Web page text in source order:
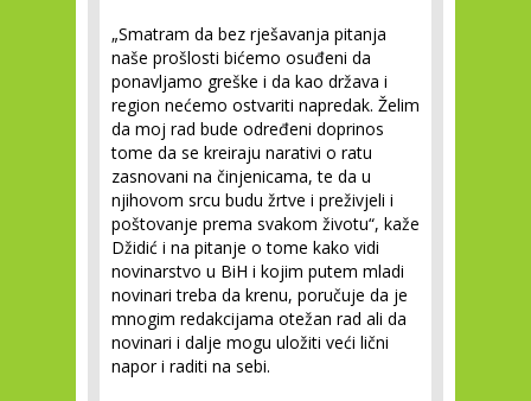
„Smatram da bez rješavanja pitanja
naše prošlosti bićemo osuđeni da
ponavljamo greške i da kao država i
region nećemo ostvariti napredak. Želim
da moj rad bude određeni doprinos
tome da se kreiraju narativi o ratu
zasnovani na činjenicama, te da u
njihovom srcu budu žrtve i preživjeli i
poštovanje prema svakom životu“, kaže
Džidić i na pitanje o tome kako vidi
novinarstvo u BiH i kojim putem mladi
novinari treba da krenu, poručuje da je
mnogim redakcijama otežan rad ali da
novinari i dalje mogu uložiti veći lični
napor i raditi na sebi.